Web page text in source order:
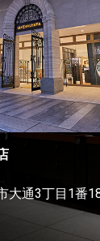
大通3丁目1番